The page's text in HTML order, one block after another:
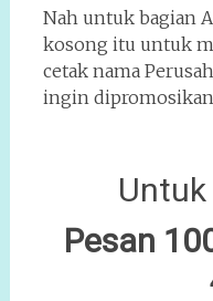
Nah untuk bagian
kosong itu untuk
cetak nama
ingin dipromosikan
Pesan